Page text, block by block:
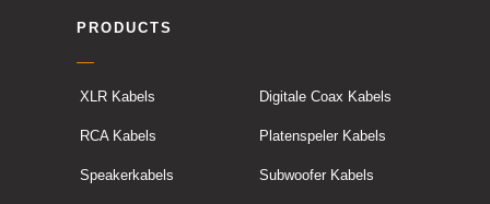
PRODUCTS
Digitale Coax Kabels
Platenspeler Kabels
Subwoofer Kabels
XLR Kabels
RCA Kabels
Speakerkabels